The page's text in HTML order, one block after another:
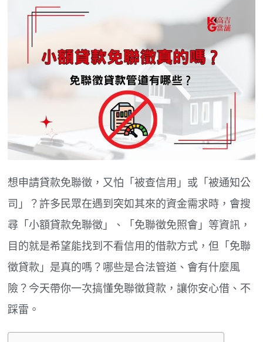
想申請貸款免聯徵，又怕「被查信用」或「被通知公
司」？許多民眾在遇到突如其來的資金需求時，會搜
尋「小額貸款免聯徵」、「免聯徵免照會」等資訊，
目的就是希望能找到不看信用的借款方式，但「免聯
徵貸款」是真的嗎？哪些是合法管道、會有什麼風
險？今天帶你一次搞懂免聯徵貸款，讓你安心借、不
踩雷。